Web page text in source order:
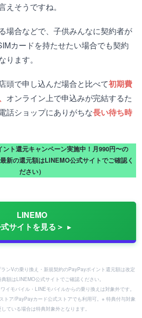
えそうですね。
場合などで、子供みんなに契約者が
カードを持たせたい場合でも契約
ります。
頭で申し込んだ場合と比べて初期費
オンライン上で申込みが完結するた
話ショップにありがちな長い待ち時
ト還元キャンペーン実施中！月990円〜の
新の還元額はLINEMO公式サイトでご確認く
ださい）
LINEMO
サイトを見る＞
ンVの乗り換え・新規契約のPayPayポイント還元額は改定
額はLINEMO公式サイトでご確認ください。
イモバイル・LINEモバイルからの乗り換えは対象外です。
トア/PayPayカード公式ストアでも利用可。※ 特典付与対象
ている場合は特典対象外となります。